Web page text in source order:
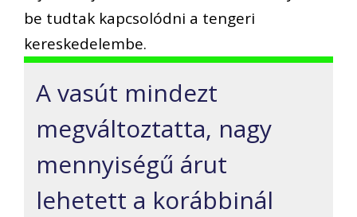
be tudtak kapcsolódni a tengeri
kereskedelembe.
A vasút mindezt
megváltoztatta, nagy
mennyiségű árut
lehetett a korábbinál